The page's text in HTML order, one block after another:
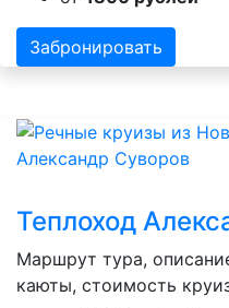
Забронировать
Теплоход
Маршрут тура,
каюты, стоимость